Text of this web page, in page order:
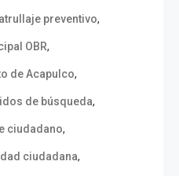
preventivo,
OBR,
de Acapulco,
de búsqueda,
ciudadano,
ciudadana,